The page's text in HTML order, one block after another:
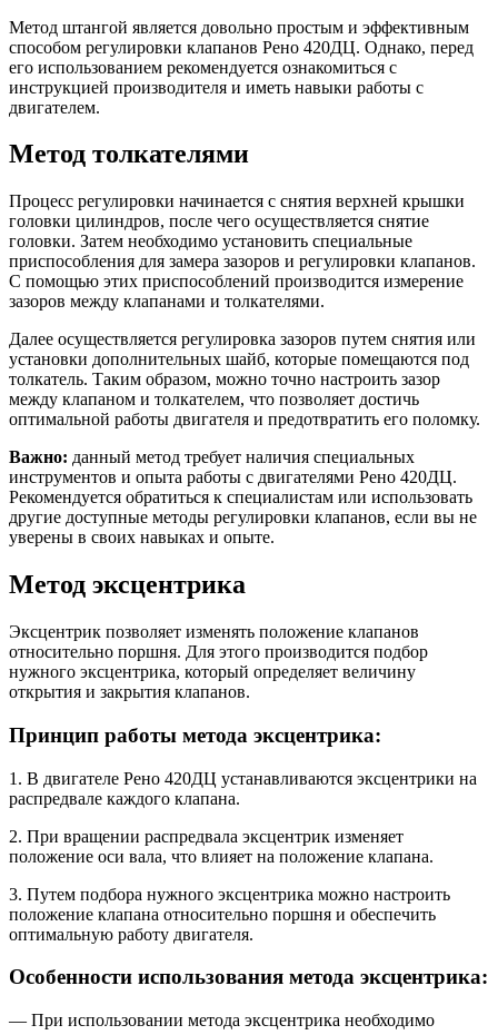
Метод штангой является довольно простым и эффективным
способом регулировки клапанов Рено 420ДЦ. Однако, перед
его использованием рекомендуется ознакомиться с
инструкцией производителя и иметь навыки работы с
двигателем.
Метод толкателями
Процесс регулировки начинается с снятия верхней крышки
головки цилиндров, после чего осуществляется снятие
головки. Затем необходимо установить специальные
приспособления для замера зазоров и регулировки клапанов.
С помощью этих приспособлений производится измерение
зазоров между клапанами и толкателями.
Далее осуществляется регулировка зазоров путем снятия или
установки дополнительных шайб, которые помещаются под
толкатель. Таким образом, можно точно настроить зазор
между клапаном и толкателем, что позволяет достичь
оптимальной работы двигателя и предотвратить его поломку.
Важно: данный метод требует наличия специальных
инструментов и опыта работы с двигателями Рено 420ДЦ.
Рекомендуется обратиться к специалистам или использовать
другие доступные методы регулировки клапанов, если вы не
уверены в своих навыках и опыте.
Метод эксцентрика
Эксцентрик позволяет изменять положение клапанов
относительно поршня. Для этого производится подбор
нужного эксцентрика, который определяет величину
открытия и закрытия клапанов.
Принцип работы метода эксцентрика:
1. В двигателе Рено 420ДЦ устанавливаются эксцентрики на
распредвале каждого клапана.
2. При вращении распредвала эксцентрик изменяет
положение оси вала, что влияет на положение клапана.
3. Путем подбора нужного эксцентрика можно настроить
положение клапана относительно поршня и обеспечить
оптимальную работу двигателя.
Особенности использования метода эксцентрика:
— При использовании метода эксцентрика необходимо